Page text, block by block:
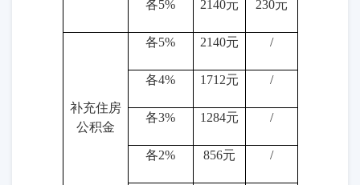
各5% 2140元 230元
补充住房
公积金
各5% 2140元 /
各4% 1712元 /
各3% 1284元 /
各2% 856元 /